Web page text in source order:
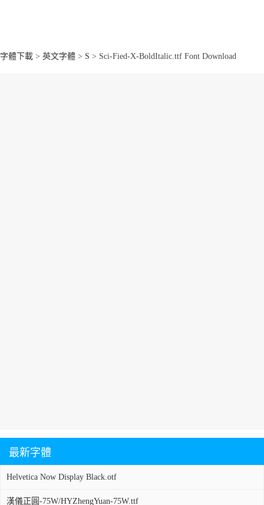
字體下載 > 英文字體 > S > Sci-Fied-X-BoldItalic.ttf Font Download
最新字體
Helvetica Now Display Black.otf
漢儀正圓-75W/HYZhengYuan-75W.ttf